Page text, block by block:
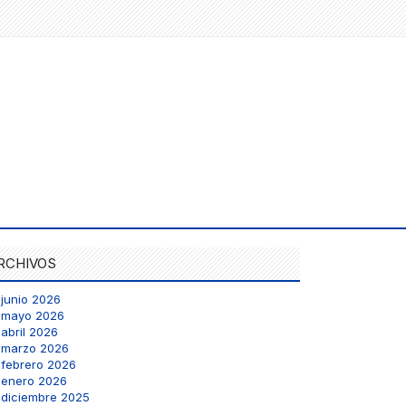
junio 2026
mayo 2026
abril 2026
marzo 2026
febrero 2026
enero 2026
diciembre 2025